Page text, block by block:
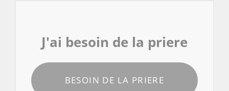
J'ai besoin de la priere
BESOIN DE LA PRIERE